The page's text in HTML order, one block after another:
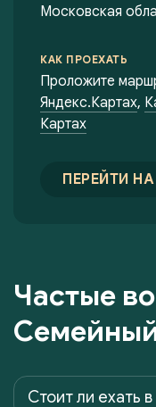
Московская
КАК ПРОЕХАТЬ
Проложите
Яндекс.Картах,
Картах
ПЕРЕЙТИ
Частые
Cтоит ли ехать